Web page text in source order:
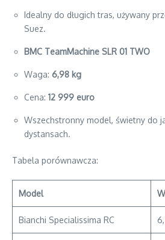
Idealny do długich tras, używany
Suez.
BMC TeamMachine SLR 01 TWO
Waga: 6,98 kg
Cena: 12 999 euro
Wszechstronny model, świetny do
dystansach.
Tabela porównawcza:
Model
Bianchi Specialissima RC